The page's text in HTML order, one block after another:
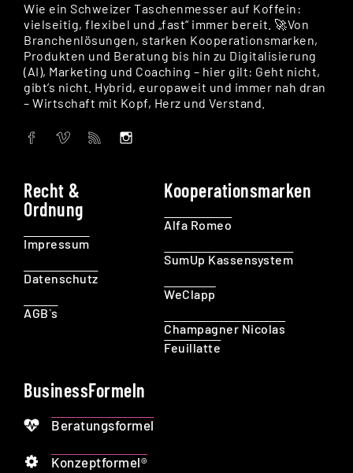
Wie ein Schweizer Taschenmesser auf Koffein:
vielseitig, flexibel und „fast“ immer bereit. 🚀Von
Branchenlösungen, starken Kooperationsmarken,
Produkten und Beratung bis hin zu Digitalisierung
(AI), Marketing und Coaching – hier gilt: Geht nicht,
gibt’s nicht. Hybrid, europaweit und immer nah dran
– Wirtschaft mit Kopf, Herz und Verstand.
Recht &
Ordnung
Impressum
Datenschutz
AGB`s
Kooperationsmarken
Alfa Romeo
SumUp Kassensystem
WeClapp
Champagner Nicolas
Feuillatte
BusinessFormeln
Beratungsformel
Konzeptformel®